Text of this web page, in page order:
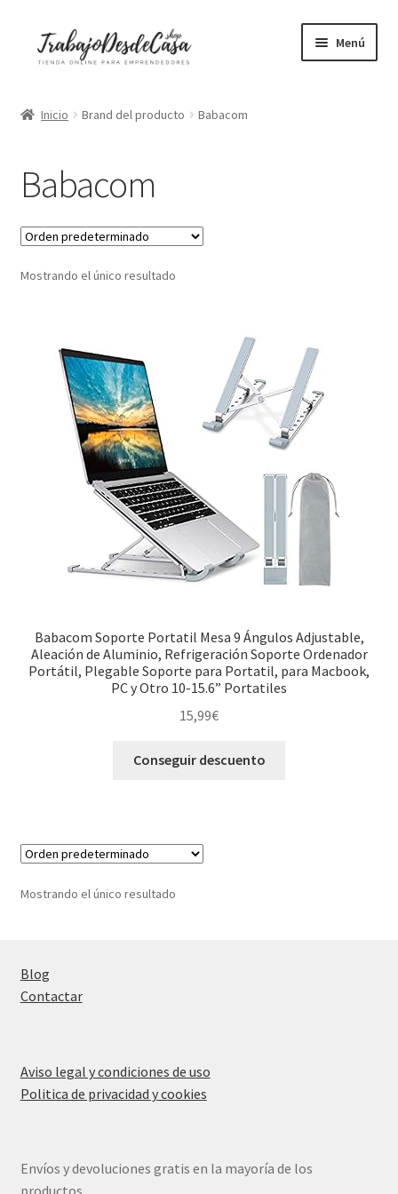
Menú
Sillas ergonómicas
Libros
Accesorios
Inicio Brand del producto Babacom
Babacom
Mostrando el único resultado
Babacom Soporte Portatil Mesa 9 Ángulos Adjustable,
Aleación de Aluminio, Refrigeración Soporte Ordenador
Portátil, Plegable Soporte para Portatil, para Macbook,
PC y Otro 10-15.6” Portatiles
15,99€
Conseguir descuento
Mostrando el único resultado
Blog
Contactar
Aviso legal y condiciones de uso
Politica de privacidad y cookies
Envíos y devoluciones gratis en la mayoría de los
productos.